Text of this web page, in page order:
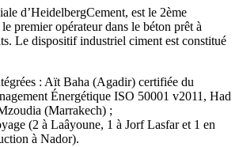
d’HeidelbergCement, est le 2ème
premier opérateur dans le béton prêt à
Le dispositif industriel ciment est constitué
: Aït Baha (Agadir) certifiée du
Énergétique ISO 50001 v2011, Had
(Marrakech) ;
(2 à Laâyoune, 1 à Jorf Lasfar et 1 en
à Nador).